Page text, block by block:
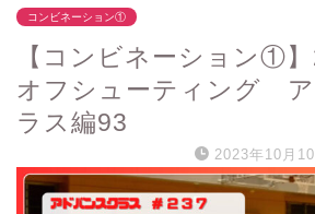
コンビネーション①
【コンビネーション①
オフシューティング ア
ラス編93
2023年10月10